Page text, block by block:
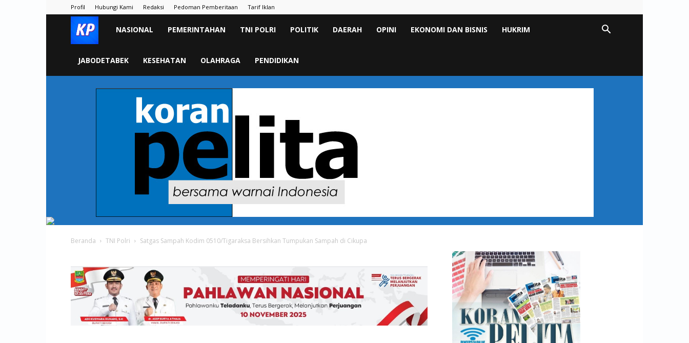
Profil Hubungi Kami Redaksi Pedoman Pemberitaan Tarif Iklan
KORAN
PELITA
NASIONAL PEMERINTAHAN TNI POLRI POLITIK DAERAH OPINI EKONOMI DAN BISNIS HUKRIM
JABODETABEK KESEHATAN OLAHRAGA PENDIDIKAN
Beranda TNI Polri Satgas Sampah Kodim 0510/Tigaraksa Bersihkan Tumpukan Sampah di Cikupa